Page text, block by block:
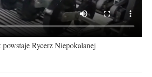
powstaje Rycerz Niepokalanej